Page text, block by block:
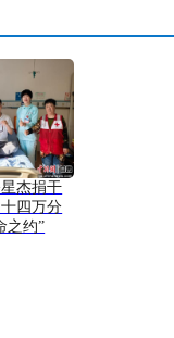
杰捐干
四万分
之约”